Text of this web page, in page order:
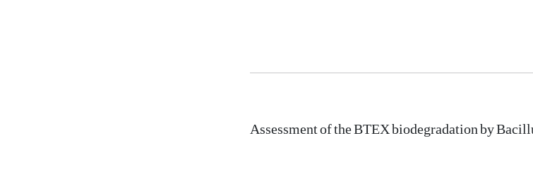
Assessment of the BTEX biodegradation by